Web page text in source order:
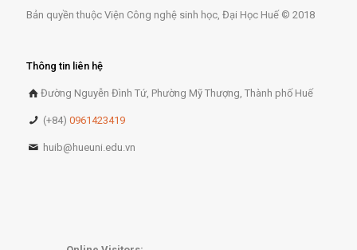
Bản quyền thuộc Viện Công nghệ sinh học, Đại Học Huế © 2018
Thông tin liên hệ
Đường Nguyễn Đình Tứ, Phường Mỹ Thượng, Thành phố Huế
(+84)0961423419
huib@hueuni.edu.vn